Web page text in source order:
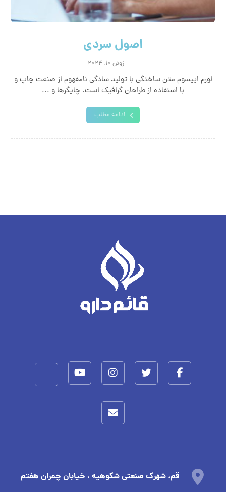
اصول سردی
ژوئن ۱۰, ۲۰۲۴
لورم ایپسوم متن ساختگی با تولید سادگی نامفهوم از صنعت چاپ و
با استفاده از طراحان گرافیک است. چاپگرها و ...
ادامه مطلب
قم، شهرک صنعتی شکوهیه ، خیابان چمران هفتم